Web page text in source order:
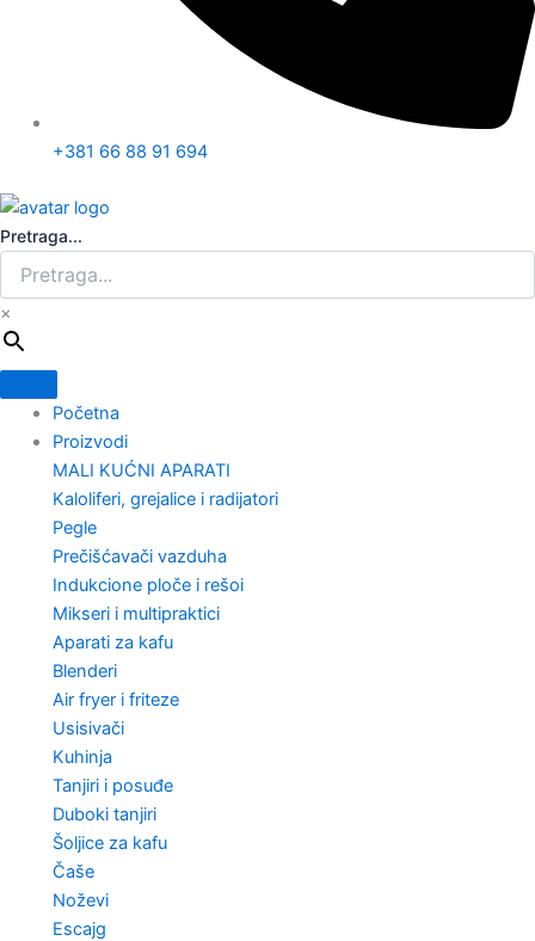
+381 66 88 91 694
Pretraga...
×
Početna
Proizvodi
MALI KUĆNI APARATI
Kaloliferi, grejalice i radijatori
Pegle
Prečišćavači vazduha
Indukcione ploče i rešoi
Mikseri i multipraktici
Aparati za kafu
Blenderi
Air fryer i friteze
Usisivači
Kuhinja
Tanjiri i posuđe
Duboki tanjiri
Šoljice za kafu
Čaše
Noževi
Escajg